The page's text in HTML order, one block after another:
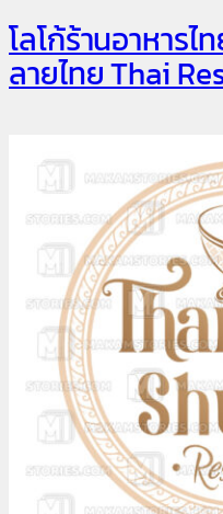
โลโก้ร้านอาหารไ
ลายไทย Thai